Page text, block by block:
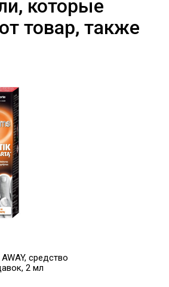
которые
товар, также
AWAY, средство
2 мл